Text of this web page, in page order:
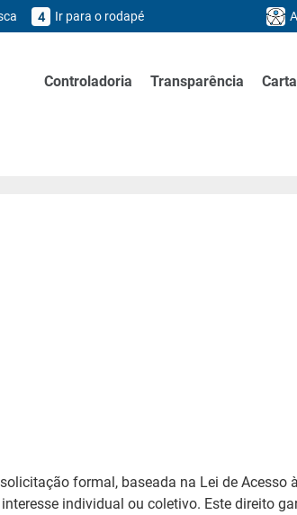
4 Ir para o rodapé
Controladoria Transparência
formal, baseada na Lei de
individual ou coletivo. Este direito